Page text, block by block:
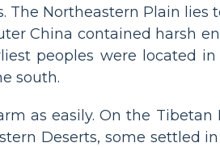
Northeastern Plain
China contained harsh
peoples were located
south.
as easily. On the
Deserts, some settled